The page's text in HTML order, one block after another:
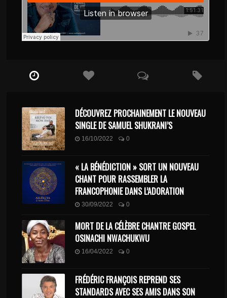
DÉCOUVREZ PROCHAINEMENT LE NOUVEAU
SINGLE DE SAMUEL SHUKRANI’S
16/10/2022 0
« LA BÉNÉDICTION » SORT UN NOUVEAU
CHANT POUR RASSEMBLER LA
FRANCOPHONIE DANS L’ADORATION
30/09/2022 0
MORT DE LA CÉLÈBRE CHANTRE GOSPEL
OSINACHI NWACHUKWU
16/04/2022 0
FRÉDÉRIC FRANÇOIS REPREND SES
STANDARDS AVEC SES AMIS DANS SON